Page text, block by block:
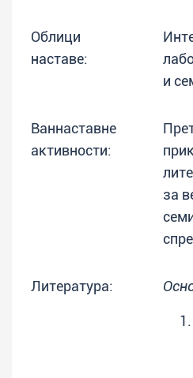
Облици
наставе:
и
Ваннаставне
активности:
за
Литература: